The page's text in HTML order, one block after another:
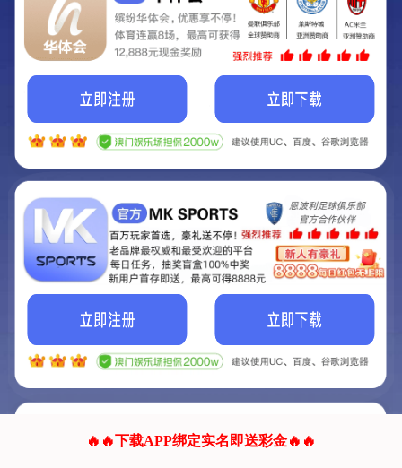
Hey Guys!
我们即将上线啦...
我们的网站正在建设.
它将是非常棒的网站.
联系我们!